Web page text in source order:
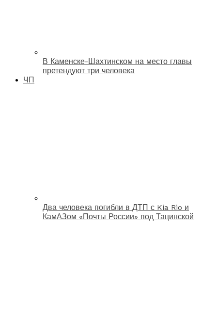
В Каменске-Шахтинском на место главы
претендуют три человека
ЧП
Два человека погибли в ДТП с Kia Rio и
КамАЗом «Почты России» под Тацинской